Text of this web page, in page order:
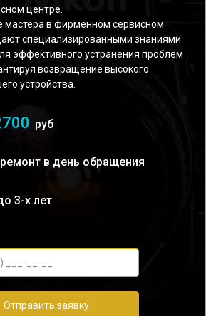
центре.
мастера в фирменном сервисном
специализированными знаниями
эффективного устранения проблем
возвращение высокого
устройства.
руб
в день обращения
3-х лет
Отправить заявку